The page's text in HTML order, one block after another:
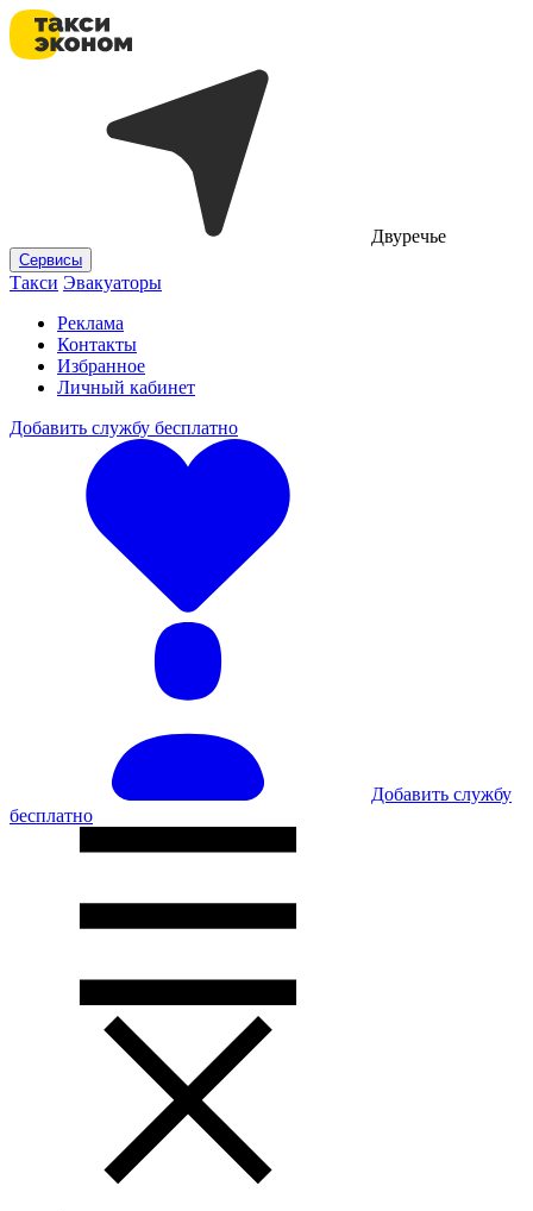
Двуречье
Сервисы
Такси Эвакуаторы
Реклама
Контакты
Избранное
Личный кабинет
Добавить службу бесплатно
Добавить службу
бесплатно